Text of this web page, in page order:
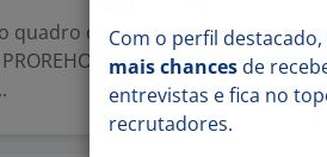
quadro de
–
Com o perfil
mais chances de
entrevistas e fica no
recrutadores.